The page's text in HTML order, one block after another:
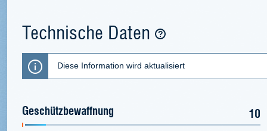
Technische Daten
Diese Information wird aktualisiert
Geschützbewaffnung 10